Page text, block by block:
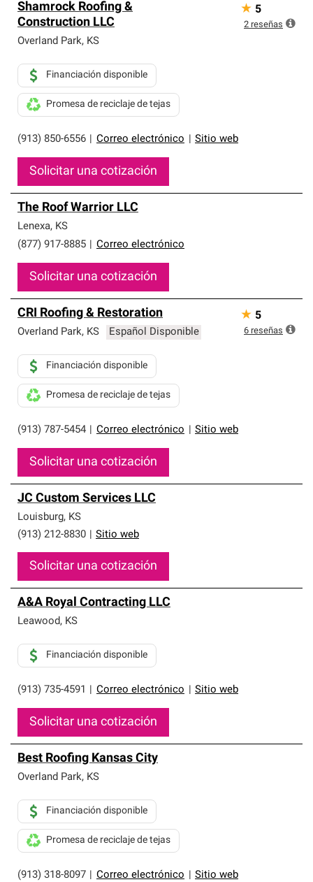
Shamrock Roofing &
Construction LLC
Overland Park, KS
(913) 850-6556 Correo electrónico Sitio web
Financiación disponible
Promesa de reciclaje de tejas
Solicitar una cotización
★ 5
2 reseñas
The Roof Warrior LLC
Lenexa, KS
(877) 917-8885
Correo electrónico
Solicitar una cotización
CRI Roofing & Restoration
Overland Park, KS Español Disponible
(913) 787-5454 Correo electrónico Sitio web
Financiación disponible
Promesa de reciclaje de tejas
Solicitar una cotización
★ 5
6 reseñas
JC Custom Services LLC
Louisburg, KS
(913) 212-8830
Sitio web
Solicitar una cotización
A&A Royal Contracting LLC
Leawood, KS
(913) 735-4591 Correo electrónico Sitio web
Financiación disponible
Solicitar una cotización
Best Roofing Kansas City
Overland Park, KS
(913) 318-8097 Correo electrónico Sitio web
Financiación disponible
Promesa de reciclaje de tejas